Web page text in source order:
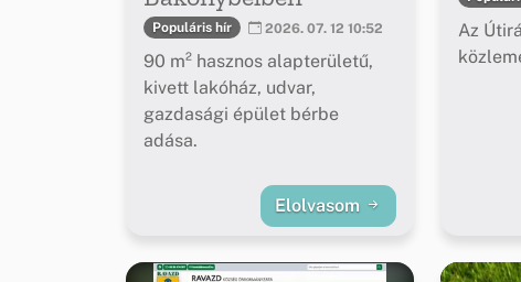
Populáris hír 2026. 07. 12 10:52
90 m² hasznos alapterületű,
kivett lakóház, udvar,
gazdasági épület bérbe
adása.
Elolvasom
Az